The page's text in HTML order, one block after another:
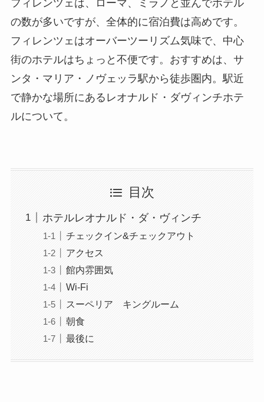
フィレンツェは、ローマ、ミラノと並んでホテル
の数が多いですが、全体的に宿泊費は高めです。
フィレンツェはオーバーツーリズム気味で、中心
街のホテルはちょっと不便です。おすすめは、サ
ンタ・マリア・ノヴェッラ駅から徒歩圏内。駅近
で静かな場所にあるレオナルド・ダヴィンチホテ
ルについて。
目次
ホテルレオナルド・ダ・ヴィンチ
チェックイン&チェックアウト
アクセス
館内雰囲気
Wi-Fi
スーペリア キングルーム
朝食
最後に